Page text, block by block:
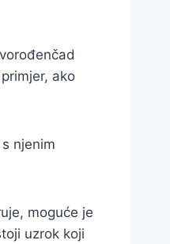
ako
njenim
moguće je
uzrok koji